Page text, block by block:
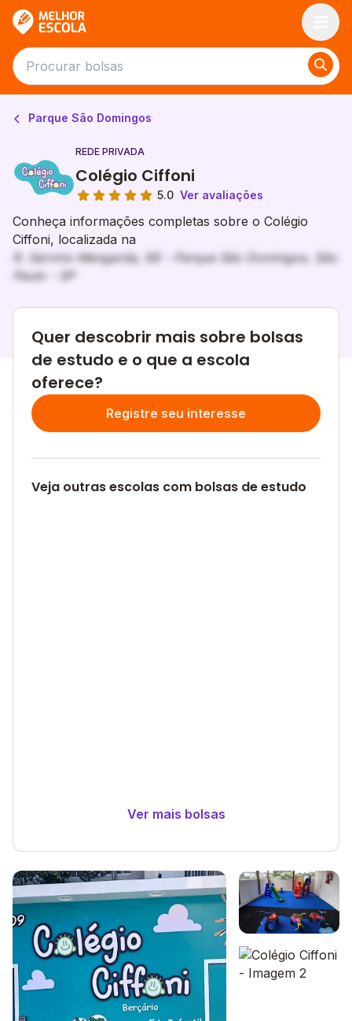
Parque São Domingos
REDE PRIVADA
Colégio Ciffoni
5.0 Ver avaliações
Conheça informações completas sobre o Colégio
Ciffoni, localizada na
R. Servino Mengarda, 66 - Parque São Domingos, São
Paulo - SP
Quer descobrir mais sobre bolsas
de estudo e o que a escola
oferece?
Registre seu interesse
Veja outras escolas com bolsas de estudo
Ver mais bolsas
Galeria de imagem
Imagem 1